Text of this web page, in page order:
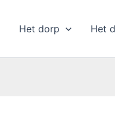
Het dorp Het